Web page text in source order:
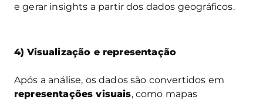
e gerar insights a partir dos dados geográficos.
4) Visualização e representação
Após a análise, os dados são convertidos em
representações visuais, como mapas